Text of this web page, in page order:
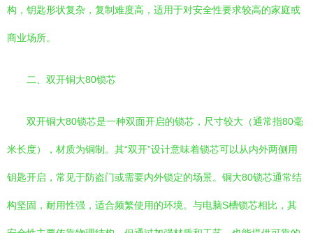
构，钥匙形状复杂，复制难度高，适用于对安全性要求较高的家庭或
商业场所。
二、双开铜大80锁芯
双开铜大80锁芯是一种双面开启的锁芯，尺寸较大（通常指80毫
米长度），材质为铜制。其“双开”设计意味着锁芯可以从内外两侧用
钥匙开启，常见于防盗门或需要内外锁定的场景。铜大80锁芯通常结
构坚固，耐用性强，适合频繁使用的环境。与电脑S槽锁芯相比，其